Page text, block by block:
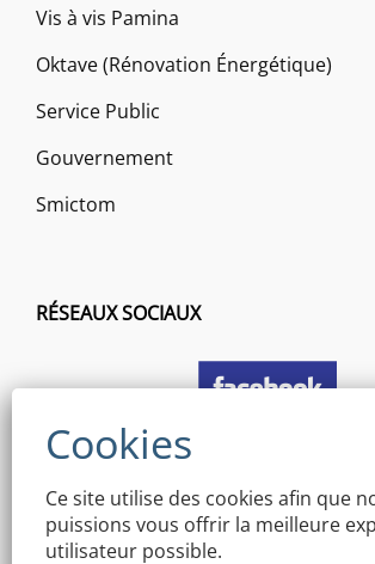
Vis à vis Pamina
Oktave (Rénovation Énergétique)
Service Public
Gouvernement
Smictom
RÉSEAUX SOCIAUX
Ce site utilise des cookies afin que
puissions vous offrir la meilleure
utilisateur possible.